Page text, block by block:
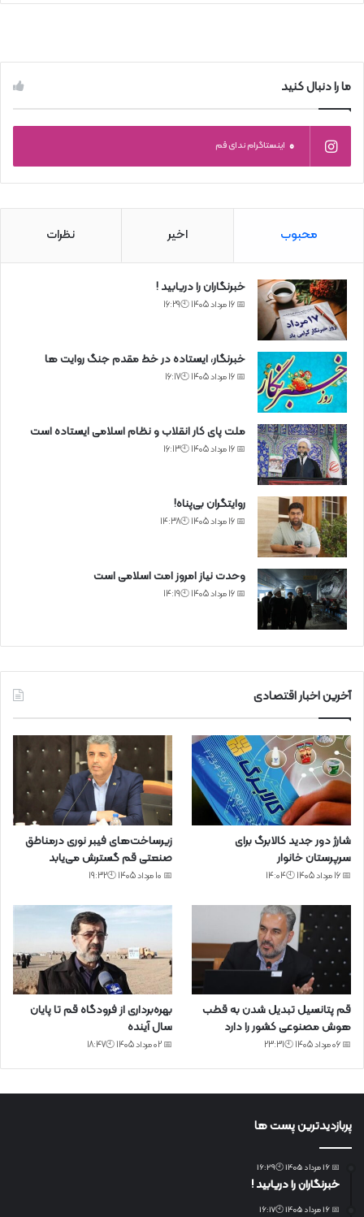
ما را دنبال کنید
0 اینستاگرام ندای قم
محبوب اخیر نظرات
خبرنگاران را دریابید !
📅 16 مرداد 1405 🕙16:29
خبرنگار، ایستاده در خط مقدم جنگ روایت ها
📅 16 مرداد 1405 🕙16:17
ملت پای کار انقلاب و نظام اسلامی ایستاده است
📅 16 مرداد 1405 🕙16:13
روایتگران بی‌پناه!
📅 16 مرداد 1405 🕙14:38
وحدت نیاز امروز امت اسلامی است
📅 16 مرداد 1405 🕙14:19
آخرین اخبار اقتصادی
شارژ دور جدید کالابرگ برای
سرپرستان خانوار
📅 16 مرداد 1405 🕙14:04
زیرساخت‌های فیبر نوری درمناطق
صنعتی قم گسترش می‌یابد
📅 10 مرداد 1405 🕙19:32
قم پتانسیل تبدیل شدن به قطب
هوش مصنوعی کشور را دارد
📅 06 مرداد 1405 🕙23:31
بهره‌برداری از فرودگاه قم تا پایان
سال آینده
📅 02 مرداد 1405 🕙18:47
پربازدیدترین پست ها
📅 16 مرداد 1405 🕙16:29
خبرنگاران را دریابید !
📅 16 مرداد 1405 🕙16:17